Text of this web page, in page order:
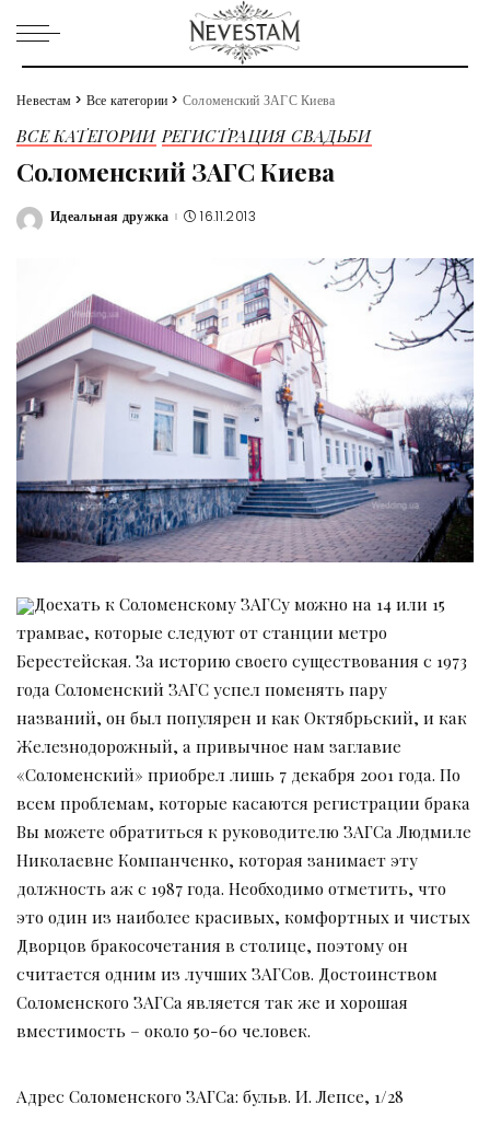
Невестам > Все категории > Соломенский ЗАГС Киева
ВСЕ КАТЕГОРИИ РЕГИСТРАЦИЯ СВАДЬБИ
Соломенский ЗАГС Киева
Posted
Идеальная дружка 16.11.2013
Доехать к Соломенскому ЗАГСу можно на 14 или 15
трамвае, которые следуют от станции метро
Берестейская. За историю своего существования с 1973
года Соломенский ЗАГС успел поменять пару
названий, он был популярен и как Октябрьский, и как
Железнодорожный, а привычное нам заглавие
«Соломенский» приобрел лишь 7 декабря 2001 года. По
всем проблемам, которые касаются регистрации брака
Вы можете обратиться к руководителю ЗАГСа Людмиле
Николаевне Компанченко, которая занимает эту
должность аж с 1987 года. Необходимо отметить, что
это один из наиболее красивых, комфортных и чистых
Дворцов бракосочетания в столице, поэтому он
считается одним из лучших ЗАГСов. Достоинством
Соломенского ЗАГСа является так же и хорошая
вместимость – около 50-60 человек.
Адрес Соломенского ЗАГСа: бульв. И. Лепсе, 1/28